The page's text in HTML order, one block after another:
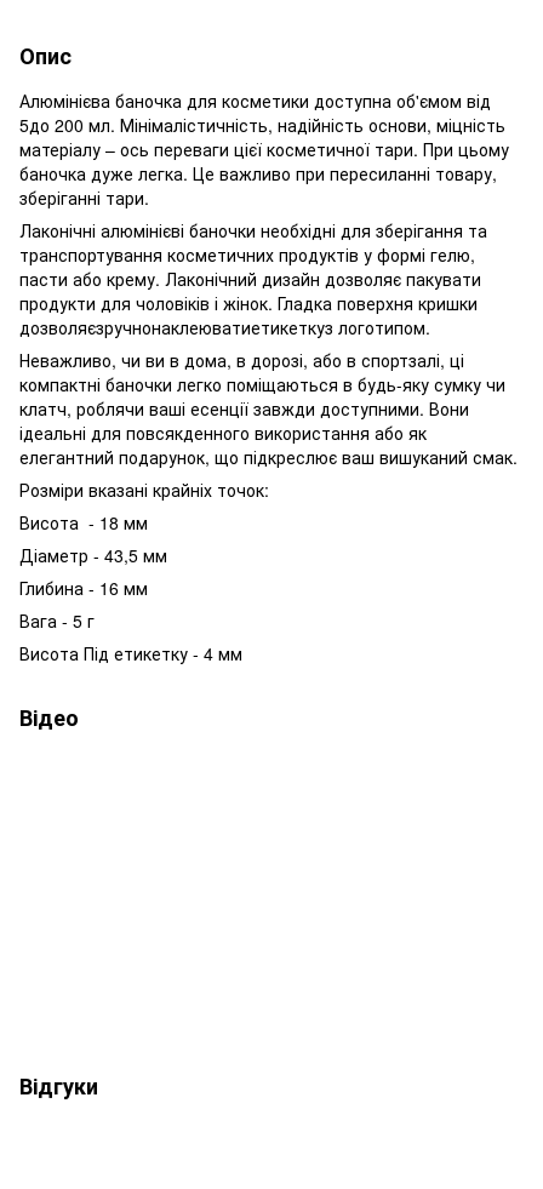
Опис
Алюмінієва баночка для косметики доступна об'ємом від
5до 200 мл. Мінімалістичність, надійність основи, міцність
матеріалу – ось переваги цієї косметичної тари. При цьому
баночка дуже легка. Це важливо при пересиланні товару,
зберіганні тари.
Лаконічні алюмінієві баночки необхідні для зберігання та
транспортування косметичних продуктів у формі гелю,
пасти або крему. Лаконічний дизайн дозволяє пакувати
продукти для чоловіків і жінок. Гладка поверхня кришки
дозволяєзручнонаклеюватиетикеткуз логотипом.
Неважливо, чи ви в дома, в дорозі, або в спортзалі, ці
компактні баночки легко поміщаються в будь-яку сумку чи
клатч, роблячи ваші есенції завжди доступними. Вони
ідеальні для повсякденного використання або як
елегантний подарунок, що підкреслює ваш вишуканий смак.
Розміри вказані крайніх точок:
Висота - 18 мм
Діаметр - 43,5 мм
Глибина - 16 мм
Вага - 5 г
Висота Під етикетку - 4 мм
Відео
Відгуки